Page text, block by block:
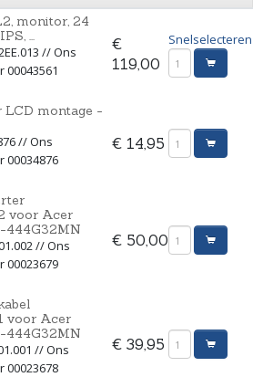
monitor, 24
...
// Ons
€
119,00
Snelselecteren
LCD montage -
// Ons
00034876
€ 14,95
voor Acer
444G32MN
// Ons
00023679
€ 50,00
voor Acer
444G32MN
// Ons
00023678
€ 39,95